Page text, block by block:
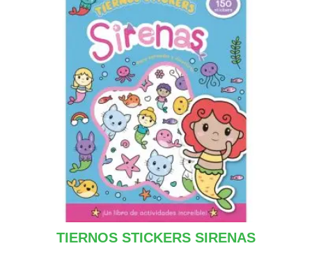
TIERNOS STICKERS SIRENAS